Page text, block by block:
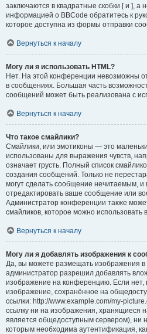
заключаются в квадратные скобки [ и ], а
информацией о BBCode обратитесь к
которое доступна из формы отправки
Вернуться к началу
Могу ли я использовать HTML?
Нет. На этой конференции невозможны
в сообщениях. Большая часть
сообщений может быть реализована с
Вернуться к началу
Что такое смайлики?
Смайлики, или эмотиконы — это
использованы для выражения чувств,
означает грусть. Полный список
создания сообщений. Только не
могут сделать сообщение нечитаемым,
отредактировать ваше сообщение или
Администратор конференции также
смайликов, которое можно использовать
Вернуться к началу
Могу ли я добавлять изображения к
Да, вы можете размещать изображения
администратор разрешил добавлять
изображение на конференцию. Если нет,
изображение, сохранённое на
ссылки: http://www.example.com/my-
ссылку ни на изображения, хранящиеся
является общедоступным сервером), ни
которым необходима аутентификация,